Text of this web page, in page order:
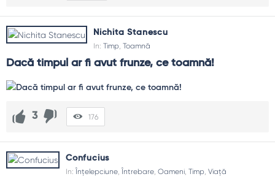
Nichita Stanescu
In: Timp, Toamnă
Dacă timpul ar fi avut frunze, ce toamnă!
3 176
Confucius
In: Înțelepciune Întrebare Oameni Timp Viață